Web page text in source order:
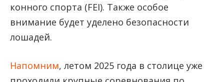
конного спорта (FEI). Также особое
внимание будет уделено безопасности
лошадей.
Напомним, летом 2025 года в столице уже